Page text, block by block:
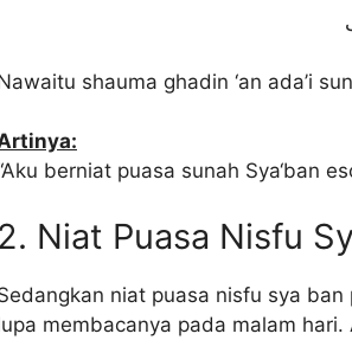
shauma ghadin ‘an ada’i
berniat puasa sunah Sya‘ban
2. Niat Puasa Nisfu
niat puasa nisfu sya
membacanya pada malam